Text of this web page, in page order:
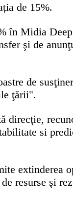
de 15%.
în Midia
şi de
de
ţării".
direcţie,
si
extinderea
resurse şi